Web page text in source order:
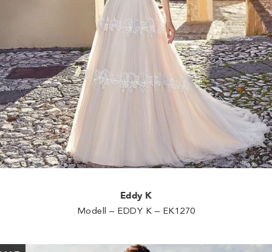
Eddy K
Modell – EDDY K – EK1270